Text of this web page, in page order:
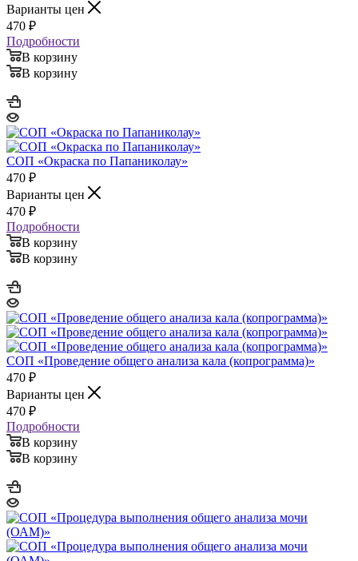
Варианты цен
470 ₽
Подробности
В корзину
В корзину
СОП «Окраска по Папаниколау»
470 ₽
Варианты цен
470 ₽
Подробности
В корзину
В корзину
СОП «Проведение общего анализа кала (копрограмма)»
470 ₽
Варианты цен
470 ₽
Подробности
В корзину
В корзину